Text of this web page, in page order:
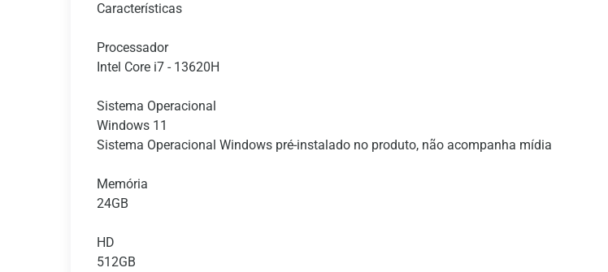
Características
Processador
Intel Core i7 - 13620H
Sistema Operacional
Windows 11
Sistema Operacional Windows pré-instalado no produto, não acompanha mídia
Memória
24GB
HD
512GB